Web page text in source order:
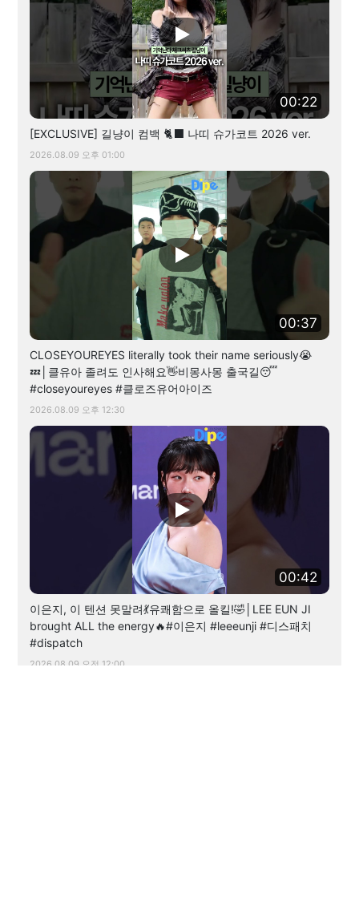
00:22
[EXCLUSIVE] 길냥이 컴백 🐈‍⬛ 나띠 슈가코트 2026 ver.
2026.08.09 오후 01:00
00:37
CLOSEYOUREYES literally took their name seriously😭
💤│클유아 졸려도 인사해요👋비몽사몽 출국길😴
#closeyoureyes #클로즈유어아이즈
2026.08.09 오후 12:30
00:42
이은지, 이 텐션 못말려💃유쾌함으로 올킬!🤣│LEE EUN JI
brought ALL the energy🔥#이은지 #leeeunji #디스패치
#dispatch
2026.08.09 오전 12:00